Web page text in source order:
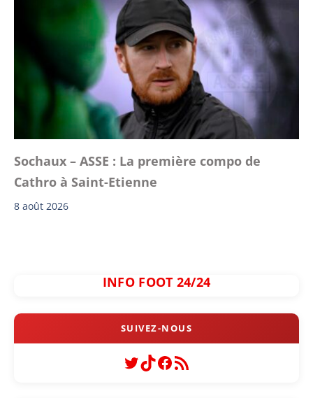
Sochaux – ASSE : La première compo de
Cathro à Saint-Etienne
8 août 2026
INFO FOOT 24/24
Twitter
TikTok
Facebook
Flux RSS